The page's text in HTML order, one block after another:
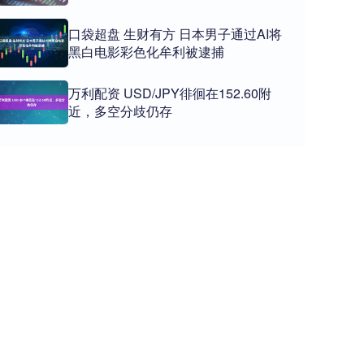
口袋超盘 生财有方 日本男子通过AI将
黑白电影彩色化牟利被逮捕
万利配资 USD/JPY徘徊在152.60附
近，多空分歧仍存